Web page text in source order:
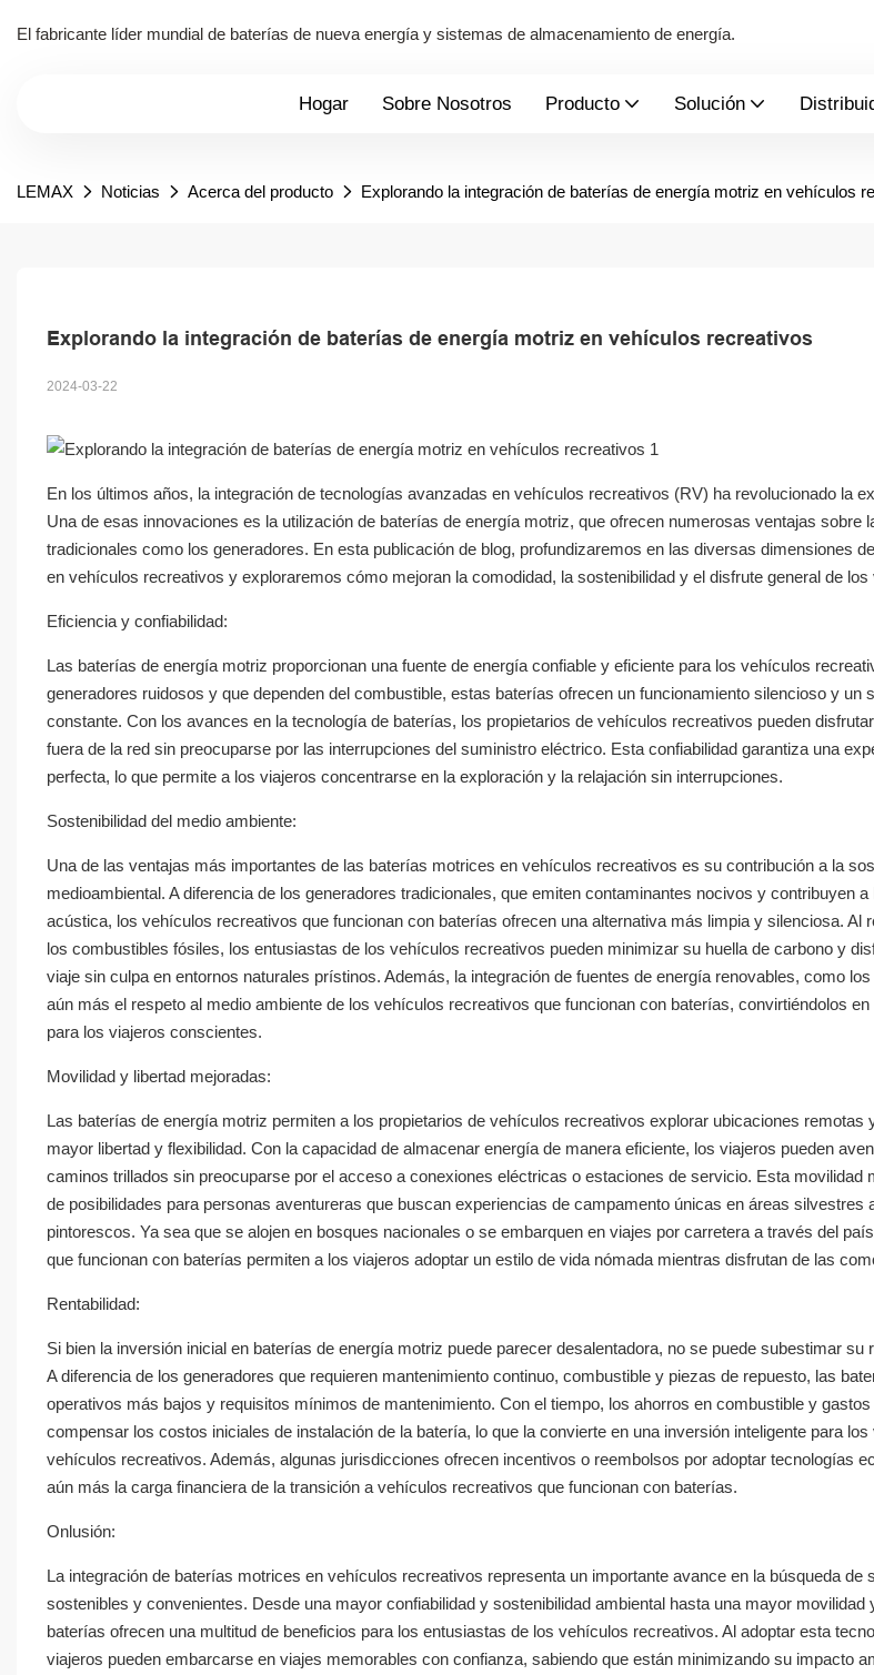
El fabricante líder mundial de baterías de nueva energía y sistemas de almacenamiento de energía.
Hogar Sobre Nosotros Producto Solución
LEMAX Noticias Acerca del producto Explorando la integración de baterías de energía motriz en vehículos
Explorando la integración de baterías de energía motriz en vehículos recreativos
2024-03-22
En los últimos años, la integración de tecnologías avanzadas en vehículos recreativos (RV) ha revolucionado la
Una de esas innovaciones es la utilización de baterías de energía motriz, que ofrecen numerosas ventajas sobre
tradicionales como los generadores. En esta publicación de blog, profundizaremos en las diversas dimensiones
en vehículos recreativos y exploraremos cómo mejoran la comodidad, la sostenibilidad y el disfrute general de los
Eficiencia y confiabilidad:
Las baterías de energía motriz proporcionan una fuente de energía confiable y eficiente para los vehículos
generadores ruidosos y que dependen del combustible, estas baterías ofrecen un funcionamiento silencioso y un
constante. Con los avances en la tecnología de baterías, los propietarios de vehículos recreativos pueden
fuera de la red sin preocuparse por las interrupciones del suministro eléctrico. Esta confiabilidad garantiza una
perfecta, lo que permite a los viajeros concentrarse en la exploración y la relajación sin interrupciones.
Sostenibilidad del medio ambiente:
Una de las ventajas más importantes de las baterías motrices en vehículos recreativos es su contribución a la
medioambiental. A diferencia de los generadores tradicionales, que emiten contaminantes nocivos y contribuyen
acústica, los vehículos recreativos que funcionan con baterías ofrecen una alternativa más limpia y silenciosa. Al
los combustibles fósiles, los entusiastas de los vehículos recreativos pueden minimizar su huella de carbono y
viaje sin culpa en entornos naturales prístinos. Además, la integración de fuentes de energía renovables, como
aún más el respeto al medio ambiente de los vehículos recreativos que funcionan con baterías, convirtiéndolos
para los viajeros conscientes.
Movilidad y libertad mejoradas:
Las baterías de energía motriz permiten a los propietarios de vehículos recreativos explorar ubicaciones remotas
mayor libertad y flexibilidad. Con la capacidad de almacenar energía de manera eficiente, los viajeros pueden
caminos trillados sin preocuparse por el acceso a conexiones eléctricas o estaciones de servicio. Esta movilidad
de posibilidades para personas aventureras que buscan experiencias de campamento únicas en áreas silvestres
pintorescos. Ya sea que se alojen en bosques nacionales o se embarquen en viajes por carretera a través del
que funcionan con baterías permiten a los viajeros adoptar un estilo de vida nómada mientras disfrutan de las
Rentabilidad:
Si bien la inversión inicial en baterías de energía motriz puede parecer desalentadora, no se puede subestimar su
A diferencia de los generadores que requieren mantenimiento continuo, combustible y piezas de repuesto, las
operativos más bajos y requisitos mínimos de mantenimiento. Con el tiempo, los ahorros en combustible y
compensar los costos iniciales de instalación de la batería, lo que la convierte en una inversión inteligente para
vehículos recreativos. Además, algunas jurisdicciones ofrecen incentivos o reembolsos por adoptar tecnologías
aún más la carga financiera de la transición a vehículos recreativos que funcionan con baterías.
Onlusión:
La integración de baterías motrices en vehículos recreativos representa un importante avance en la búsqueda de
sostenibles y convenientes. Desde una mayor confiabilidad y sostenibilidad ambiental hasta una mayor movilidad
baterías ofrecen una multitud de beneficios para los entusiastas de los vehículos recreativos. Al adoptar esta
viajeros pueden embarcarse en viajes memorables con confianza, sabiendo que están minimizando su impacto